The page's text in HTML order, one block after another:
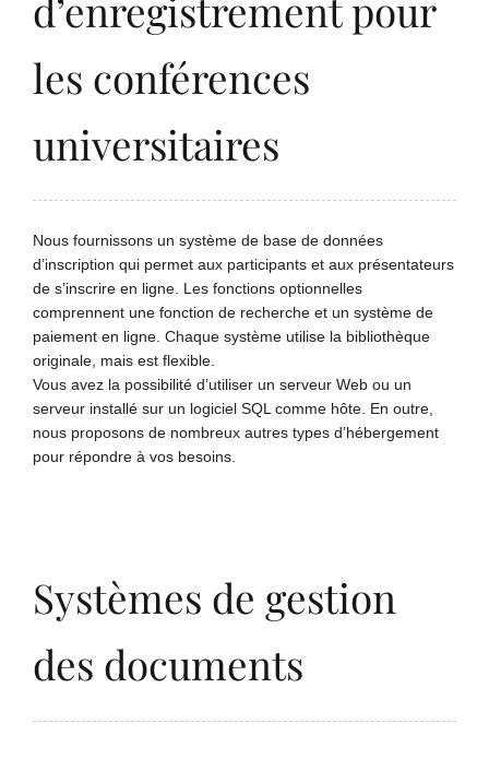
les conférences
universitaires
Nous fournissons un système de base de données
d’inscription qui permet aux participants et aux présentateurs
de s’inscrire en ligne. Les fonctions optionnelles
comprennent une fonction de recherche et un système de
paiement en ligne. Chaque système utilise la bibliothèque
originale, mais est flexible.
Vous avez la possibilité d’utiliser un serveur Web ou un
serveur installé sur un logiciel SQL comme hôte. En outre,
nous proposons de nombreux autres types d’hébergement
pour répondre à vos besoins.
Systèmes de gestion
des documents